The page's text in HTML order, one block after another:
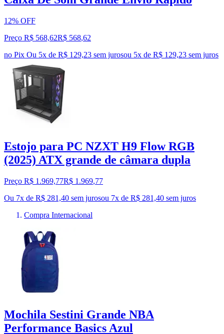
12% OFF
Preço R$ 568,62R$ 568,62
no Pix Ou 5x de R$ 129,23 sem jurosou 5x de R$ 129,23 sem juros
Estojo para PC NZXT H9 Flow RGB
(2025) ATX grande de câmara dupla
Preço R$ 1.969,77R$ 1.969,77
Ou 7x de R$ 281,40 sem jurosou 7x de R$ 281,40 sem juros
Compra Internacional
Mochila Sestini Grande NBA
Performance Basics Azul